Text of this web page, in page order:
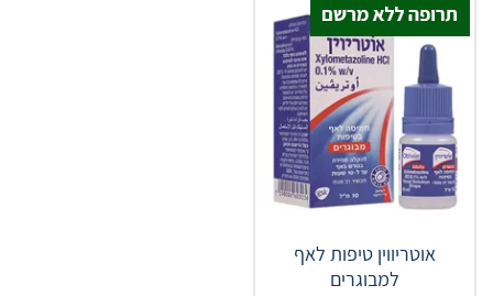
אוטריווין טיפות לאף
למבוגרים